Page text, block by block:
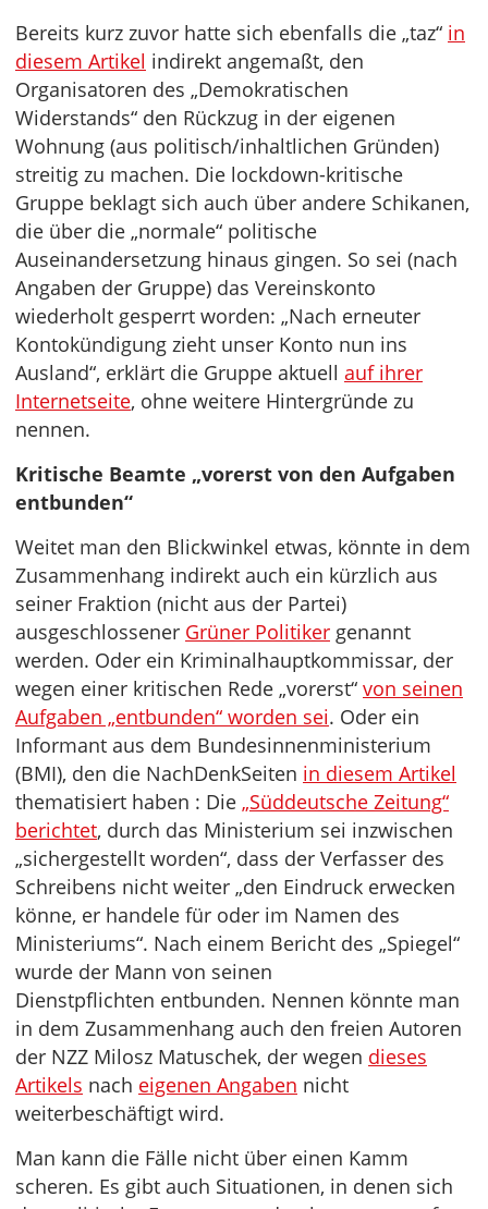
Bereits kurz zuvor hatte sich ebenfalls die „taz“ in
diesem Artikel indirekt angemaßt, den
Organisatoren des „Demokratischen
Widerstands“ den Rückzug in der eigenen
Wohnung (aus politisch/inhaltlichen Gründen)
streitig zu machen. Die lockdown-kritische
Gruppe beklagt sich auch über andere Schikanen,
die über die „normale“ politische
Auseinandersetzung hinaus gingen. So sei (nach
Angaben der Gruppe) das Vereinskonto
wiederholt gesperrt worden: „Nach erneuter
Kontokündigung zieht unser Konto nun ins
Ausland“, erklärt die Gruppe aktuell auf ihrer
Internetseite, ohne weitere Hintergründe zu
nennen.
Kritische Beamte „vorerst von den Aufgaben
entbunden“
Weitet man den Blickwinkel etwas, könnte in dem
Zusammenhang indirekt auch ein kürzlich aus
seiner Fraktion (nicht aus der Partei)
ausgeschlossener Grüner Politiker genannt
werden. Oder ein Kriminalhauptkommissar, der
wegen einer kritischen Rede „vorerst“ von seinen
Aufgaben „entbunden“ worden sei. Oder ein
Informant aus dem Bundesinnenministerium
(BMI), den die NachDenkSeiten in diesem Artikel
thematisiert haben : Die „Süddeutsche Zeitung“
berichtet, durch das Ministerium sei inzwischen
„sichergestellt worden“, dass der Verfasser des
Schreibens nicht weiter „den Eindruck erwecken
könne, er handele für oder im Namen des
Ministeriums“. Nach einem Bericht des „Spiegel“
wurde der Mann von seinen
Dienstpflichten entbunden. Nennen könnte man
in dem Zusammenhang auch den freien Autoren
der NZZ Milosz Matuschek, der wegen dieses
Artikels nach eigenen Angaben nicht
weiterbeschäftigt wird.
Man kann die Fälle nicht über einen Kamm
scheren. Es gibt auch Situationen, in denen sich